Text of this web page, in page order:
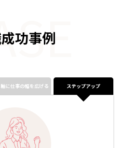
功事例
に仕事の幅を広げる ステップアップ